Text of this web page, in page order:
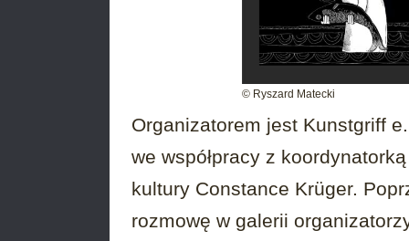
© Ryszard Matecki
Organizatorem jest Kunstgriff
we współpracy z koordynatorką
kultury Constance Krüger.
rozmowę w galerii